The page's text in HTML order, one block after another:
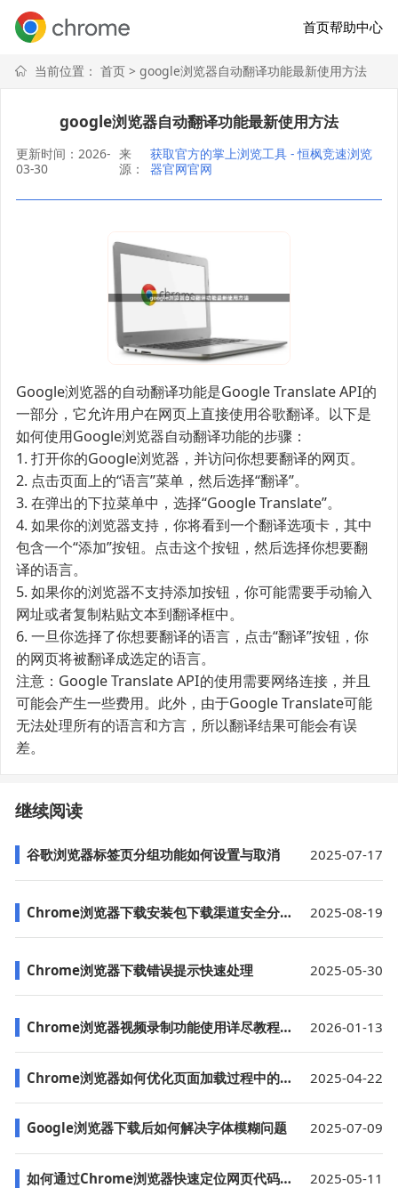
首页帮助中心
当前位置： 首页> google浏览器自动翻译功能最新使用方法
google浏览器自动翻译功能最新使用方法
更新时间：2026-
03-30
来
源：
获取官方的掌上浏览工具 - 恒枫竞速浏览
器官网官网
Google浏览器的自动翻译功能是Google Translate API的
一部分，它允许用户在网页上直接使用谷歌翻译。以下是
如何使用Google浏览器自动翻译功能的步骤：
1. 打开你的Google浏览器，并访问你想要翻译的网页。
2. 点击页面上的“语言”菜单，然后选择“翻译”。
3. 在弹出的下拉菜单中，选择“Google Translate”。
4. 如果你的浏览器支持，你将看到一个翻译选项卡，其中
包含一个“添加”按钮。点击这个按钮，然后选择你想要翻
译的语言。
5. 如果你的浏览器不支持添加按钮，你可能需要手动输入
网址或者复制粘贴文本到翻译框中。
6. 一旦你选择了你想要翻译的语言，点击“翻译”按钮，你
的网页将被翻译成选定的语言。
注意：Google Translate API的使用需要网络连接，并且
可能会产生一些费用。此外，由于Google Translate可能
无法处理所有的语言和方言，所以翻译结果可能会有误
差。
继续阅读
谷歌浏览器标签页分组功能如何设置与取消 2025-07-17
Chrome浏览器下载安装包下载渠道安全分析 2025-08-19
Chrome浏览器下载错误提示快速处理 2025-05-30
Chrome浏览器视频录制功能使用详尽教程分享 2026-01-13
Chrome浏览器如何优化页面加载过程中的延迟 2025-04-22
Google浏览器下载后如何解决字体模糊问题 2025-07-09
如何通过Chrome浏览器快速定位网页代码问题 2025-05-11